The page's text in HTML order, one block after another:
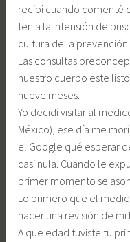
recibí cuando comenté
tenia la intensión de
cultura de la prevención.
Las consultas
nuestro cuerpo este
nueve meses.
Yo decidí visitar al
México), ese día me
el Google qué esperar
casi nula. Cuando le
primer momento se
Lo primero que el
hacer una revisión de
A que edad tuviste tu